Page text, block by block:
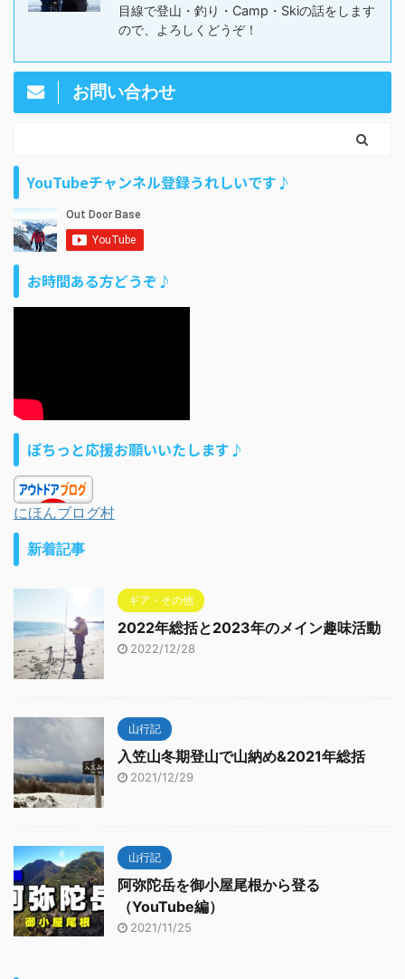
目線で登山・釣り・Camp・Skiの話をします
ので、よろしくどうぞ！
お問い合わせ
YouTubeチャンネル登録うれしいです♪
お時間ある方どうぞ♪
ぽちっと応援お願いいたします♪
にほんブログ村
新着記事
ギア・その他
2022年総括と2023年のメイン趣味活動
2022/12/28
山行記
入笠山冬期登山で山納め&2021年総括
2021/12/29
山行記
阿弥陀岳を御小屋尾根から登る
（YouTube編）
2021/11/25